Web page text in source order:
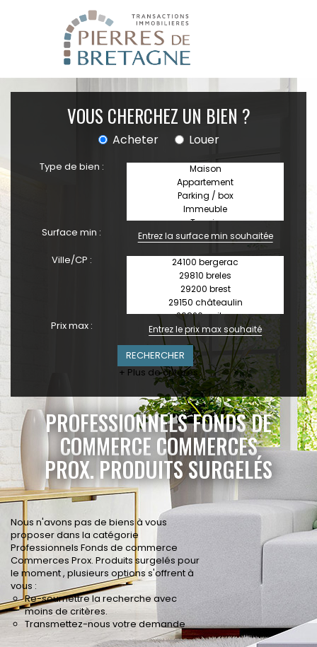
VOUS CHERCHEZ UN BIEN ?
Acheter Louer
Type de bien :
Surface min :
Ville/CP :
Prix max :
+ Plus de critères
PROFESSIONNELS FONDS DE
COMMERCE COMMERCES
PROX. PRODUITS SURGELÉS
Nous n'avons pas de biens à vous
proposer dans la catégorie
Professionnels Fonds de commerce
Commerces Prox. Produits surgelés pour
le moment , plusieurs options s'offrent à
vous :
Re-soumettre la recherche avec
moins de critères.
Transmettez-nous votre demande